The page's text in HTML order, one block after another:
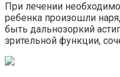
При лечении
ребенка произошли
быть дальнозоркий
зрительной функции,